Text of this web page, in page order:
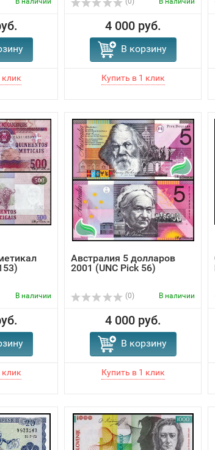
4 000 руб.
В корзину
В наличии
Австралия 5 долларов
2001 (UNC Pick 56)
(0) В наличии
4 000 руб.
В корзину